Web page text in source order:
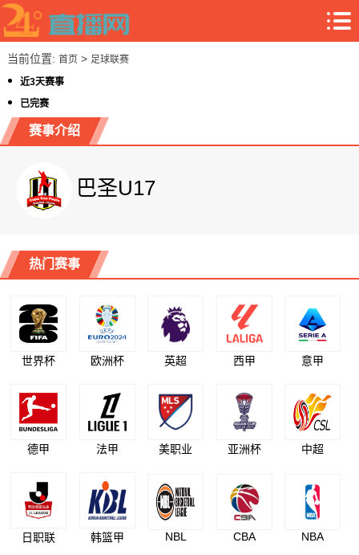
当前位置: 首页> 足球联赛
近3天赛事
已完赛
赛事介绍
巴圣U17
热门赛事
世界杯 欧洲杯 英超 西甲 意甲
德甲 法甲 美职业 亚洲杯 中超
日职联 韩篮甲 NBL CBA NBA